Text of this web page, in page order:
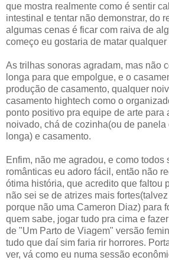
que mostra realmente como é sentir
intestinal e tentar não demonstrar, do
algumas cenas é ficar com raiva de
começo eu gostaria de matar
As trilhas sonoras agradam, mas não
longa para que empolgue, e o
produção de casamento, qualquer
casamento hightech como o
ponto positivo pra equipe de arte para
noivado, chá de cozinha(ou de
longa) e casamento.
Enfim, não me agradou, e como todos
românticas eu adoro fácil, então não
ótima história, que acredito que faltou
não sei se de atrizes mais
porque não uma Cameron Diaz) para
quem sabe, jogar tudo pra cima e
de "Um Parto de Viagem" versão
tudo que daí sim faria rir horrores.
ver, vá como eu numa sessão